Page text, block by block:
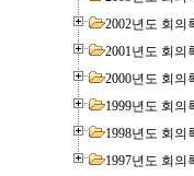
2002년도 회의
2001년도 회의
2000년도 회의
1999년도 회의
1998년도 회의
1997년도 회의